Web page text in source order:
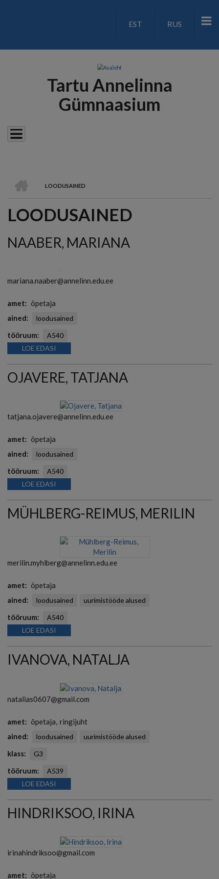
LANGUAGE
EST RUS
Tartu Annelinna
Gümnaasium
LEIVAPURU
LOODUSAINED
LOODUSAINED
NAABER, MARIANA
mariana.naaber@annelinn.edu.ee
amet
õpetaja
ained
loodusained
tööruum
A540
LOE EDASI
OJAVERE, TATJANA
tatjana.ojavere@annelinn.edu.ee
amet
õpetaja
ained
loodusained
tööruum
A540
LOE EDASI
MÜHLBERG-REIMUS, MERILIN
merilin.myhlberg@annelinn.edu.ee
amet
õpetaja
ained
loodusained uurimistööde alused
tööruum
A540
LOE EDASI
IVANOVA, NATALJA
natalias0607@gmail.com
amet õpetaja ringijuht
ained
loodusained uurimistööde alused
klass G3
tööruum
A539
LOE EDASI
HINDRIKSOO, IRINA
irinahindriksoo@gmail.com
amet õpetaja